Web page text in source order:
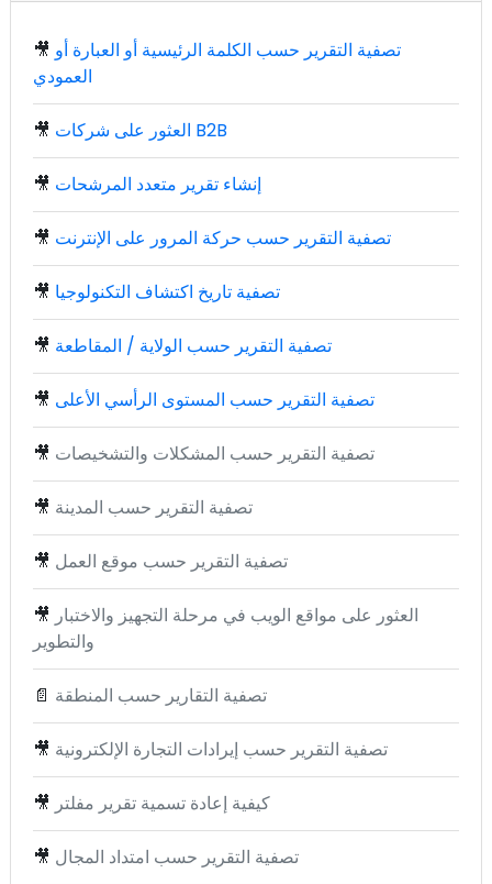
🎥 تصفية التقرير حسب الكلمة الرئيسية أو العبارة أو
العمودي
🎥 العثور على شركات B2B
🎥 إنشاء تقرير متعدد المرشحات
🎥 تصفية التقرير حسب حركة المرور على الإنترنت
🎥 تصفية تاريخ اكتشاف التكنولوجيا
🎥 تصفية التقرير حسب الولاية / المقاطعة
🎥 تصفية التقرير حسب المستوى الرأسي الأعلى
🎥 تصفية التقرير حسب المشكلات والتشخيصات
🎥 تصفية التقرير حسب المدينة
🎥 تصفية التقرير حسب موقع العمل
🎥 العثور على مواقع الويب في مرحلة التجهيز والاختبار
والتطوير
📄 تصفية التقارير حسب المنطقة
🎥 تصفية التقرير حسب إيرادات التجارة الإلكترونية
🎥 كيفية إعادة تسمية تقرير مفلتر
🎥 تصفية التقرير حسب امتداد المجال